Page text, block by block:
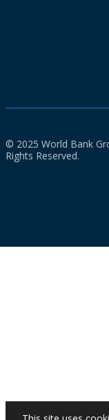
© 2025 World Bank
Rights Reserved.